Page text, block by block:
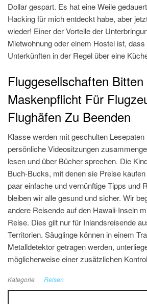
Dollar gespart. Es hat eine Weile
Hacking für mich entdeckt habe, aber
wieder! Einer der Vorteile der
Mietwohnung oder einem Hostel ist,
Unterkünften in der Regel über eine
Fluggesellschaften
Maskenpflicht Für
Flughäfen Zu Beenden
Klasse werden mit geschulten
persönliche Videositzungen
lesen und über Bücher sprechen. Die
Buch-Bucks, mit denen sie Preise
paar einfache und vernünftige Tipps und
bleiben wir alle gesund und sicher. Wir
andere Reisende auf den Hawaii-Inseln
Reise. Dies gilt nur für Inlandsreisende
Territorien. Säuglinge können in einem
Metalldetektor getragen werden,
möglicherweise einer zusätzlichen
Kategorie Reisen